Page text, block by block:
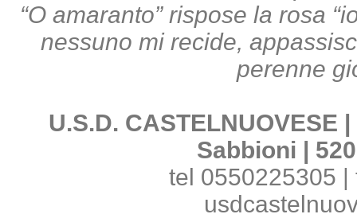
“O amaranto” rispose la rosa
nessuno mi recide,
perenne
U.S.D.
Sabbioni |
tel 0550225305